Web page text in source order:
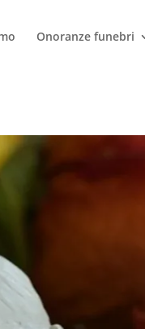
Onoranze funebri